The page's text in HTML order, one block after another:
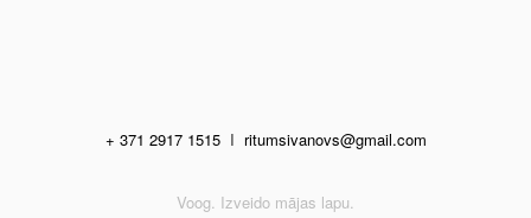
+ 371 2917 1515I ritumsivanovs@gmail.com
Voog. Izveido mājas lapu.